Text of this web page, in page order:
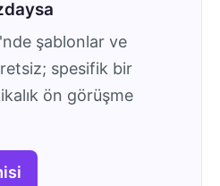
şablonlar ve
spesifik bir
ön görüşme